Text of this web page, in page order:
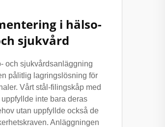
i hälso-
sjukvård
och sjukvårdsanläggning
pålitlig lagringslösning för
Vårt stål-filingskåp med
inte bara deras
utan uppfyllde också de
Anläggningen